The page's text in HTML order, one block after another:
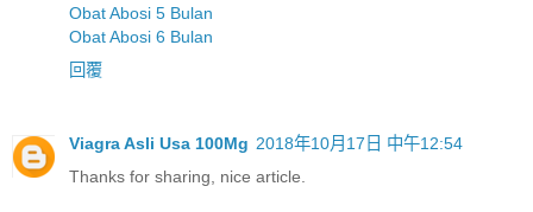
Obat Abosi 5 Bulan
Obat Abosi 6 Bulan
回覆
Viagra Asli Usa 100Mg 2018年10月17日 中午12:54
Thanks for sharing, nice article.